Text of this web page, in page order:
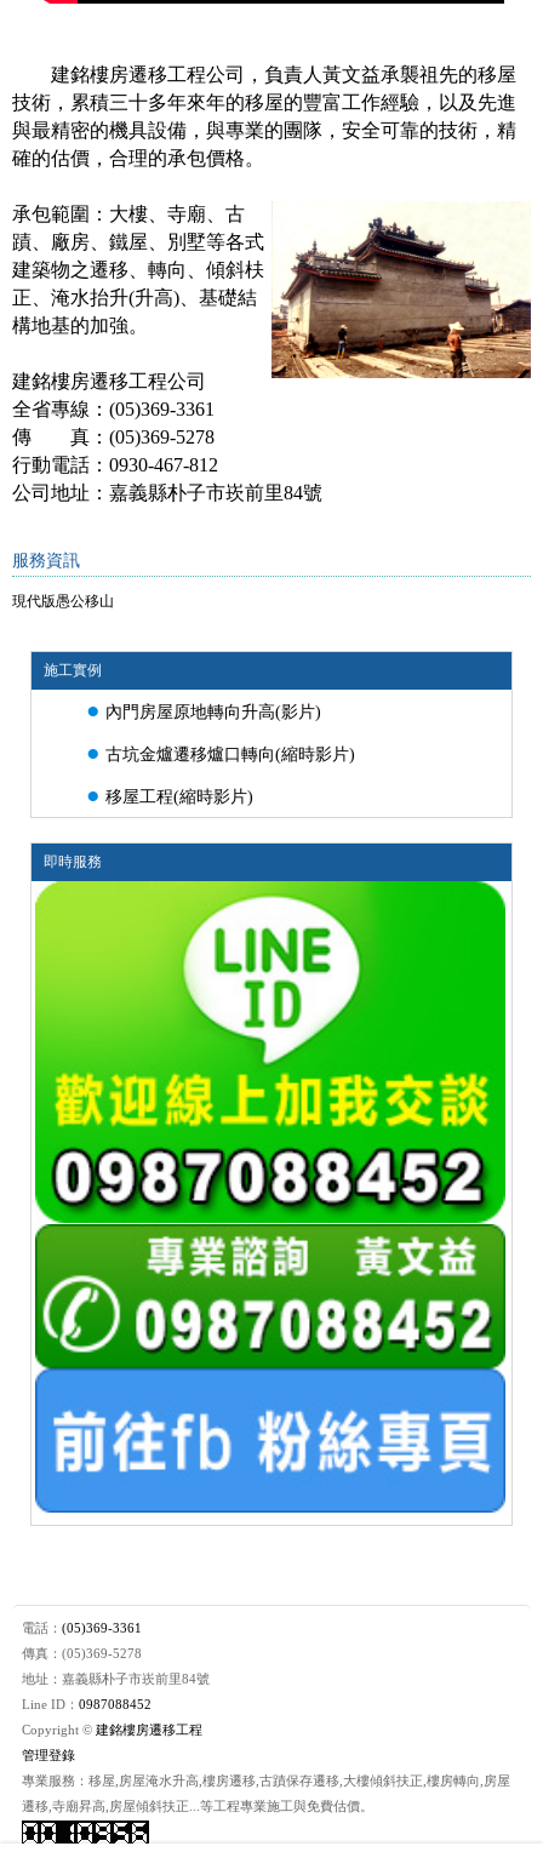
建銘樓房遷移工程公司，負責人黃文益承襲祖先的移屋
技術，累積三十多年來年的移屋的豐富工作經驗，以及先進
與最精密的機具設備，與專業的團隊，安全可靠的技術，精
確的估價，合理的承包價格。
承包範圍：大樓、寺廟、古
蹟、廠房、鐵屋、別墅等各式
建築物之遷移、轉向、傾斜枎
正、淹水抬升(升高)、基礎結
構地基的加強。
建銘樓房遷移工程公司
全省專線：(05)369-3361
傳 真：(05)369-5278
行動電話： 0930-467-812
公司地址：嘉義縣朴子市崁前里84號
服務資訊
現代版愚公移山
施工實例
● 內門房屋原地轉向升高(影片)
● 古坑金爐遷移爐口轉向(縮時影片)
● 移屋工程(縮時影片)
即時服務
電話： (05)369-3361
傳真：(05)369-5278
地址：嘉義縣朴子市崁前里84號
Line ID： 0987088452
Copyright © 建銘樓房遷移工程
管理登錄
專業服務：移屋,房屋淹水升高,樓房遷移,古蹟保存遷移,大樓傾斜扶正,樓房轉向,房屋
遷移,寺廟昇高,房屋傾斜扶正...等工程專業施工與免費估價。